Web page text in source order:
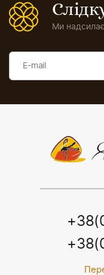
Ми